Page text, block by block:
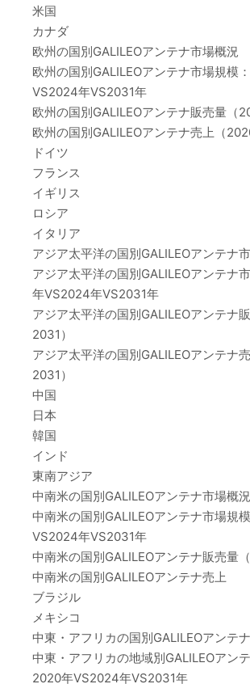
米国
カナダ
欧州の国別GALILEOアンテナ市場概況
欧州の国別GALILEOアンテナ市場規模
VS2024年VS2031年
欧州の国別GALILEOアンテナ販売量（
欧州の国別GALILEOアンテナ売上（
ドイツ
フランス
イギリス
ロシア
イタリア
アジア太平洋の国別GALILEOアンテナ
アジア太平洋の国別GALILEOアンテナ
年VS2024年VS2031年
アジア太平洋の国別GALILEOアンテナ
2031）
アジア太平洋の国別GALILEOアンテナ
2031）
中国
日本
韓国
インド
東南アジア
中南米の国別GALILEOアンテナ市場概況
中南米の国別GALILEOアンテナ市場規
VS2024年VS2031年
中南米の国別GALILEOアンテナ販売量
中南米の国別GALILEOアンテナ売上
ブラジル
メキシコ
中東・アフリカの国別GALILEOアンテ
中東・アフリカの地域別GALILEOアン
2020年VS2024年VS2031年